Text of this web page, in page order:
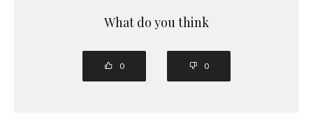
What do you think
0 0